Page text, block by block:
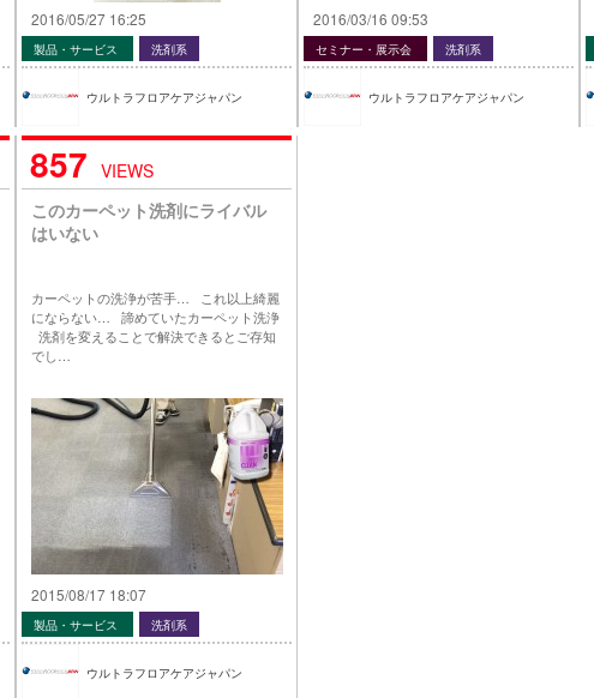
2016/05/27 16:25
製品・サービス 洗剤系
ウルトラフロアケアジャパン
2016/03/16 09:53
セミナー・展示会 洗剤系
ウルトラフロアケアジャパン
857 VIEWS
このカーペット洗剤にライバル
はいない
カーペットの洗浄が苦手… これ以上綺麗
にならない… 諦めていたカーペット洗浄
洗剤を変えることで解決できるとご存知
でし…
2015/08/17 18:07
製品・サービス 洗剤系
ウルトラフロアケアジャパン